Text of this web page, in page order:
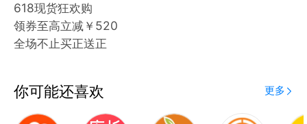
618现货狂欢购
领券至高立减￥520
全场不止买正送正
你可能还喜欢 更多